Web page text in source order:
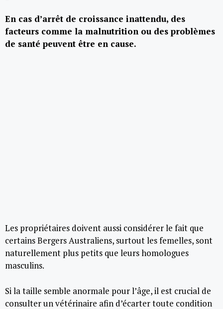
En cas d’arrêt de croissance inattendu, des
facteurs comme la malnutrition ou des problèmes
de santé peuvent être en cause.
Les propriétaires doivent aussi considérer le fait que
certains Bergers Australiens, surtout les femelles, sont
naturellement plus petits que leurs homologues
masculins.
Si la taille semble anormale pour l’âge, il est crucial de
consulter un vétérinaire afin d’écarter toute condition